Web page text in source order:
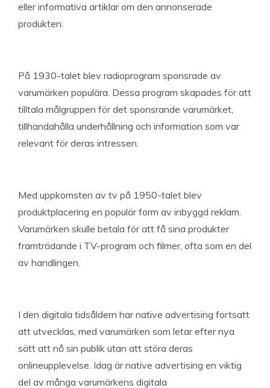
eller informativa artiklar om den annonserade
produkten.
På 1930-talet blev radioprogram sponsrade av
varumärken populära. Dessa program skapades för att
tilltala målgruppen för det sponsrande varumärket,
tillhandahålla underhållning och information som var
relevant för deras intressen.
Med uppkomsten av tv på 1950-talet blev
produktplacering en populär form av inbyggd reklam.
Varumärken skulle betala för att få sina produkter
framträdande i TV-program och filmer, ofta som en del
av handlingen.
I den digitala tidsåldern har native advertising fortsatt
att utvecklas, med varumärken som letar efter nya
sätt att nå sin publik utan att störa deras
onlineupplevelse. Idag är native advertising en viktig
del av många varumärkens digitala